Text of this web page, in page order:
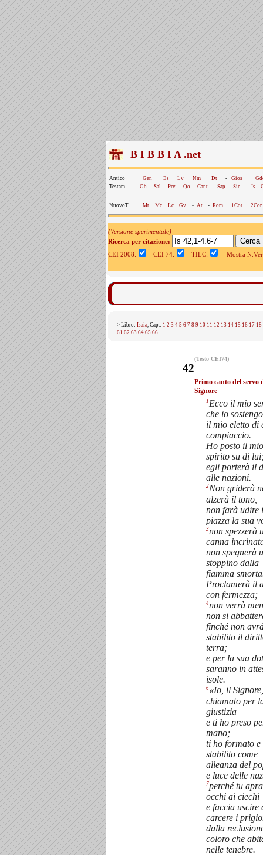
B I B B I A .net
Antico Gen Es Lv Nm Dt - Gios
Testam.
Gb Sal Prv Qo Cant Sap Sir - Is
NuovoT. Mt Mc Lc Gv - At - Rom 1Cor 2Cor
(Versione sperimentale)
Ricerca per citazione:
CEI 2008:
CEI 74: TILC: Mostra
> Libro: Isaia, Cap.: 1 2 3 4 5 6 7 8 9 10 11 12 13 14 15 16 17 18
61 62 63 64 65 66
(Testo CEI74)
42
Primo canto del servo
Signore
1 Ecco il mio
che io
il mio eletto di
compiaccio.
Ho posto il mio
spirito su di
egli porterà il
alle nazioni.
2Non griderà
alzerà il tono,
non farà udire
piazza la sua
3non spezzerà
canna
non spegnerà
stoppino dalla
fiamma
Proclamerà il
con fermezza;
4non verrà
non si
finché non
stabilito il
terra;
e per la sua
saranno in
isole.
6«Io, il
chiamato per
giustizia
e ti ho preso
mano;
ti ho formato e
stabilito come
alleanza del
e luce delle
7perché tu
occhi ai ciechi
e faccia uscire
carcere i
dalla
coloro che
nelle tenebre.